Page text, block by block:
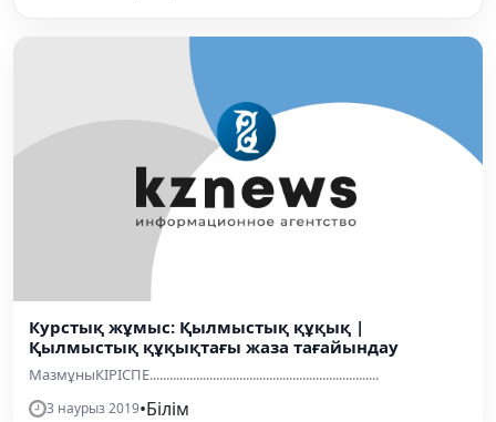
Курстық жұмыс: Қылмыстық құқық |
Қылмыстық құқықтағы жаза тағайындау
МазмұныКІРІСПЕ.....................................................................
3 наурыз 2019•Білім